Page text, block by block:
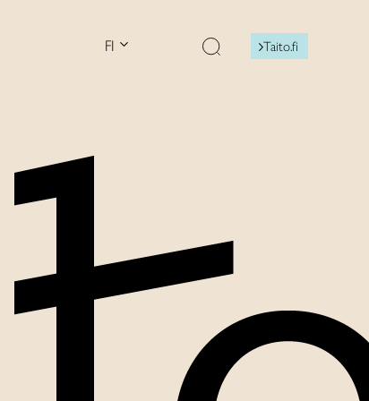
FI Taito.fi